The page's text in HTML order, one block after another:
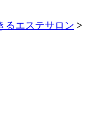
るエステサロン >